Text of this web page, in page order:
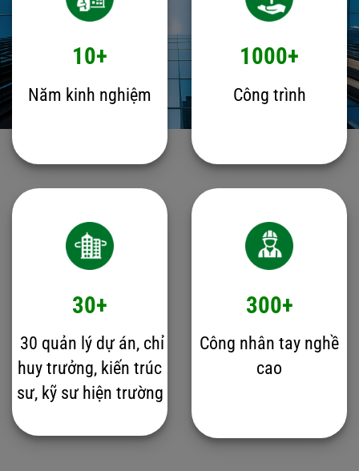
10+
Năm kinh nghiệm
1000+
Công trình
30+
30 quản lý dự án, chỉ
huy trưởng, kiến trúc
sư, kỹ sư hiện trường
300+
Công nhân tay nghề
cao